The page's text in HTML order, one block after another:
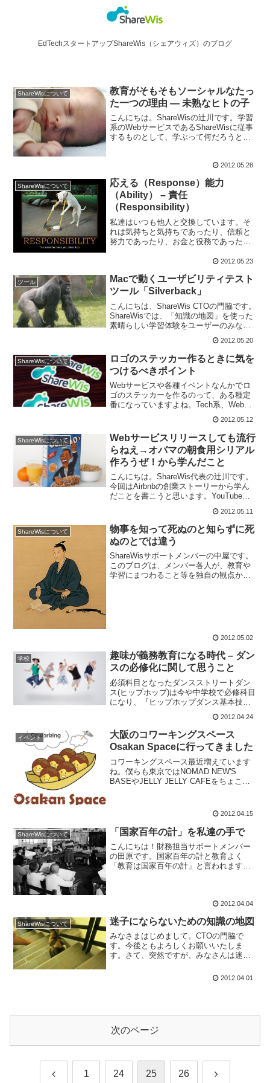
EdTechスタートアップShareWis（シェアウィズ）のブログ
ShareWisについて
教育がそもそもソーシャルなたっ
た一つの理由 ― 未熟なヒトの子
こんにちは。ShareWisの辻川です。学習
系のWebサービスであるShareWisに従事
するものとして、学ぶって何だろうと
ングの中に、何か答えがあるんじゃない
だろうか...
2012.05.28
ShareWisについて
応える（Response）能力
（Ability） – 責任
（Responsibility）
私達はいつも他人と交換しています。そ
れは気持ちと気持ちであったり、信頼と
努力であったり、お金と役務であったり
過性のものではありません。複式簿記の
うなもの...
2012.05.23
ツール
Macで動くユーザビリティテスト
ツール「Silverback」
こんにちは、ShareWis CTOの門脇です。
ShareWisでは、「知識の地図」を使った
素晴らしい学習体験をユーザーのみなさ
外の人にお願いしてユーザビリティテス
トを行なっています。実際にお会いして
実施...
2012.05.20
ShareWisについて
ロゴのステッカー作るときに気を
つけるべきポイント
Webサービスや各種イベントなんかでロ
ゴのステッカーを作るのって、ある種定
番になっていますよね。Tech系、Webサ
き3つの理由私たちShareWisもイベント
や講演に参加する機会が増えてきたの
で、この度...
2012.05.12
ShareWisについて
Webサービスリリースしても流行
らねえ→オバマの朝食用シリアル
作ろうぜ！から学んだこと
こんにちは。ShareWis代表の辻川です。
今回はAirbnbの創業ストーリーから学ん
だことを書こうと思います。YouTubeな
Heroに「アントレプレナーシップ入門」
というコースがあります。このコ...
2012.05.11
ShareWisについて
物事を知って死ぬのと知らずに死
ぬのとでは違う
ShareWisサポートメンバーの中屋です。
このブログは、メンバー各人が、教育や
学習にまつわること等を独自の観点から
2012.05.02
学校
趣味が義務教育になる時代 – ダン
スの必修化に関して思うこと
必須科目となったダンスストリートダン
ス(ヒップホップ)は今や中学校で必修科目
になり、『ヒップホップダンス基本技能
ました。一昔前では、ストリートダンス
はプロを除くと「趣味」として楽しむだ
けのものでした。それ...
2012.04.24
イベント
大阪のコワーキングスペース
Osakan Spaceに行ってきました
コワーキングスペース最近増えています
ね。僕らも東京ではNOMAD NEW'S
BASEやJELLY JELLY CAFEをちょこち
たら、市内でいくつか見つけることがで
2012.04.15
ShareWisについて 「国家百年の計」を私達の手で
こんにちは！財務担当サポートメンバー
の田原です。国家百年の計と教育よく
「教育は国家百年の計」と言われます。
というものです。新興国の学... 2012.04.04
ShareWisについて 迷子にならないための知識の地図
みなさまはじめまして。CTOの門脇で
す。今後ともよろしくお願いいたしま
す。さて、突然ですが、みなさんは迷子
頃ものすごく方向音痴で、しょっちゅう
2012.04.01
次のページ
前 1 24 25 26 次